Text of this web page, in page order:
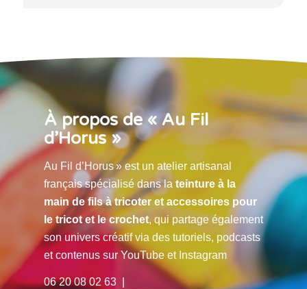
À propos de « Au Fil
d’Horus »
Au Fil d’Horus » est un atelier artisanal
français spécialisé dans la teinture à la
main de fils à tricoter et accessoires pour
le tricot et le crochet, qui partage également
son univers créatif via des tutoriels, podcasts
et contenus sur YouTube et Instagram
06 20 08 02 63 |